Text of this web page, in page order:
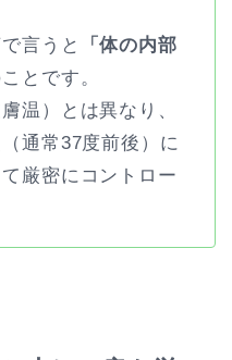
言うと
「体の内部
とです。
温）とは異なり、
通常37度前後）に
厳密にコントロー